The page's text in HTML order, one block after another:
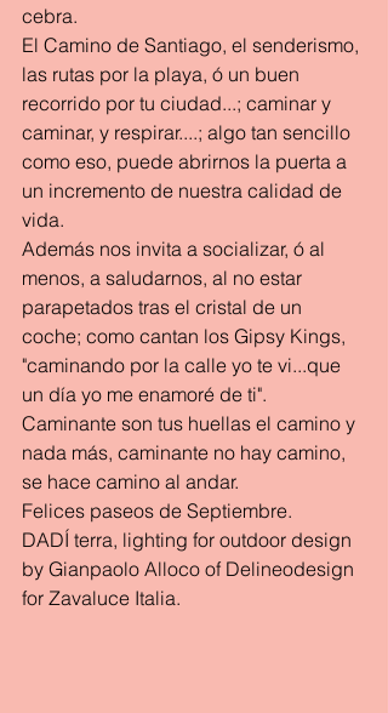
cebra.
El Camino de Santiago, el senderismo,
las rutas por la playa, ó un buen
recorrido por tu ciudad...; caminar y
caminar, y respirar....; algo tan sencillo
como eso, puede abrirnos la puerta a
un incremento de nuestra calidad de
vida.
Además nos invita a socializar, ó al
menos, a saludarnos, al no estar
parapetados tras el cristal de un
coche; como cantan los Gipsy Kings,
"caminando por la calle yo te vi...que
un día yo me enamoré de ti".
Caminante son tus huellas el camino y
nada más, caminante no hay camino,
se hace camino al andar.
Felices paseos de Septiembre.
DADÍ terra, lighting for outdoor design
by Gianpaolo Alloco of Delineodesign
for Zavaluce Italia.